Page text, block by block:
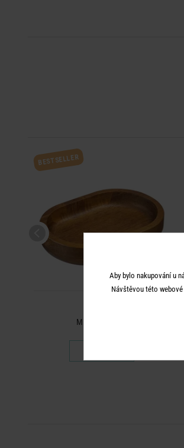
BESTSELLER
Miska na mýdlo
Aby bylo nakupování u
Návštěvou této